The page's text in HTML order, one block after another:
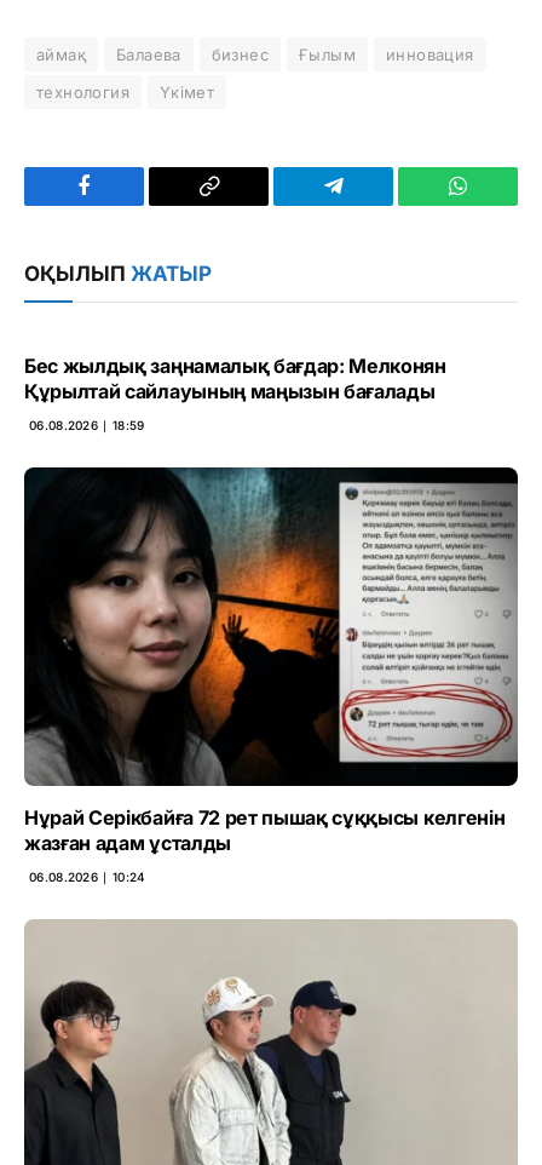
аймақ Балаева бизнес Ғылым
инновация
технология
Үкімет
Facebook
Copy
Telegram
ОҚЫЛЫП ЖАТЫР
Бес жылдық заңнамалық бағдар: Мелконян
Құрылтай сайлауының маңызын бағалады
06.08.2026 ∣ 18:59
Нұрай Серікбайға 72 рет пышақ сұққысы келгенін
жазған адам ұсталды
06.08.2026 ∣ 10:24